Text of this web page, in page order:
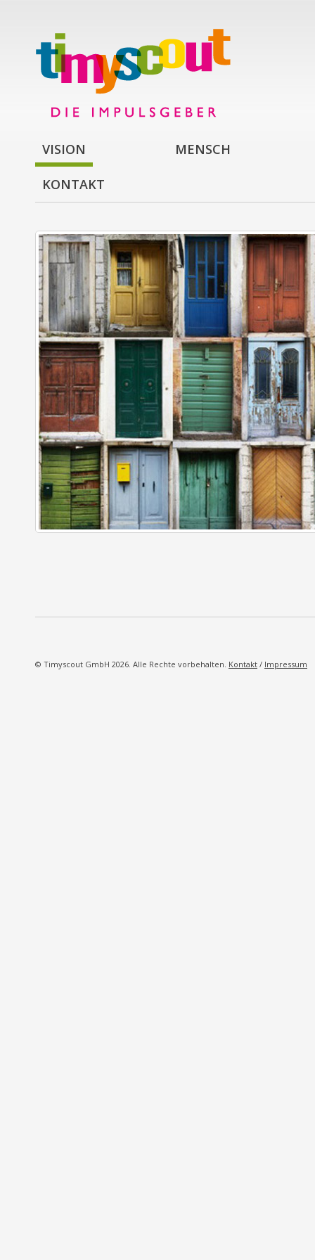
VISION MENSCH
KONTAKT
© Timyscout GmbH 2026. Alle Rechte vorbehalten. Kontakt / Impressum